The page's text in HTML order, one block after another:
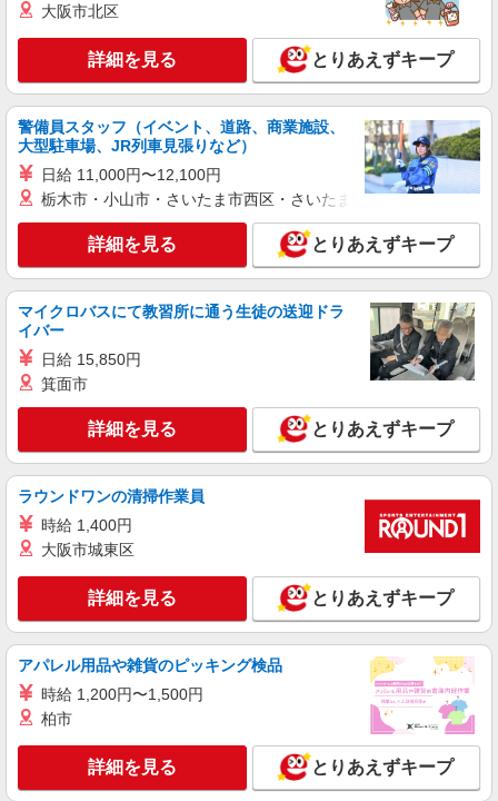
大阪市北区
詳細を見る とりあえずキープ
警備員スタッフ（イベント、道路、商業施設、
大型駐車場、JR列車見張りなど）
日給 11,000円〜12,100円
栃木市・小山市・さいたま市西区・さいたま市岩槻区・久喜市・
詳細を見る とりあえずキープ
マイクロバスにて教習所に通う生徒の送迎ドラ
イバー
日給 15,850円
箕面市
詳細を見る とりあえずキープ
ラウンドワンの清掃作業員
時給 1,400円
大阪市城東区
詳細を見る とりあえずキープ
アパレル用品や雑貨のピッキング検品
時給 1,200円〜1,500円
柏市
詳細を見る とりあえずキープ